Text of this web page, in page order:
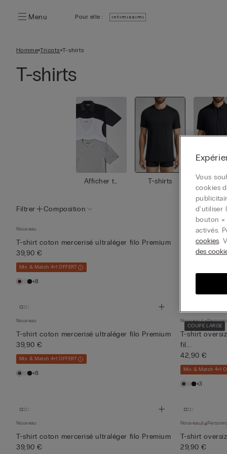
Menu Pour elle :
Homme Tricots T-shirts
T-shirts
Afficher to
T-shirts Polos
Filtrer Composition
Nouveau
T-shirt coton mercerisé ultraléger filo Premium
39,90 €
Mix & Match 4+1 OFFERT
+8
Nouveau
T-shirt
39,90 €
Nouveau
T-shirt coton mercerisé ultraléger filo Premium
39,90 €
Mix & Match 4+1 OFFERT
+8
COUPE LARGE
Nouveau
T-shirt
fil...
42,90 €
Mix & Match 4+1
+3
Nouveau
T-shirt coton mercerisé ultraléger filo Premium
39,90 €
Nouveau
T-shirt
29,90 €
Vous
cookies
d'utiliser
bouton «
activés.
cookies.
des